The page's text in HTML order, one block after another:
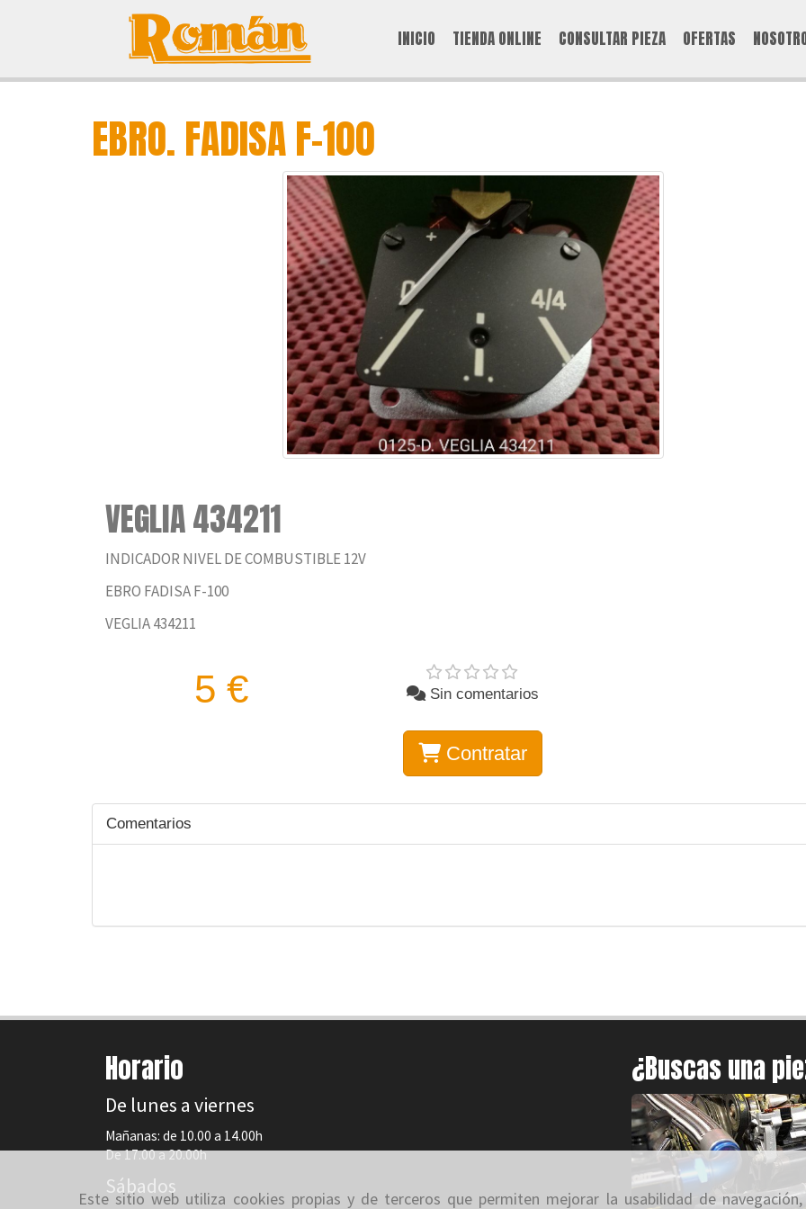
Este sitio web utiliza cookies propias y de terceros que permiten mejorar la usabilidad de
INICIO TIENDA ONLINE CONSULTAR PIEZA OFERTAS
EBRO. FADISA F-100
VEGLIA 434211
INDICADOR NIVEL DE COMBUSTIBLE 12V
EBRO FADISA F-100
VEGLIA 434211
5 € Sin comentarios
Contratar
Comentarios
Horario
De lunes a viernes
Mañanas: de 10.00 a 14.00h
De 17.00 a 20.00h
Sábados
¿Buscas una